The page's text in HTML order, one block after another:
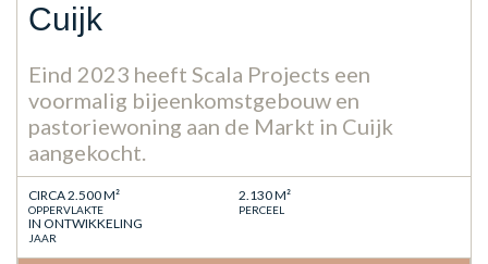
Cuijk
Eind 2023 heeft Scala Projects een
voormalig bijeenkomstgebouw en
pastoriewoning aan de Markt in Cuijk
aangekocht.
CIRCA 2.500 M²
OPPERVLAKTE
2.130 M²
PERCEEL
IN ONTWIKKELING
JAAR